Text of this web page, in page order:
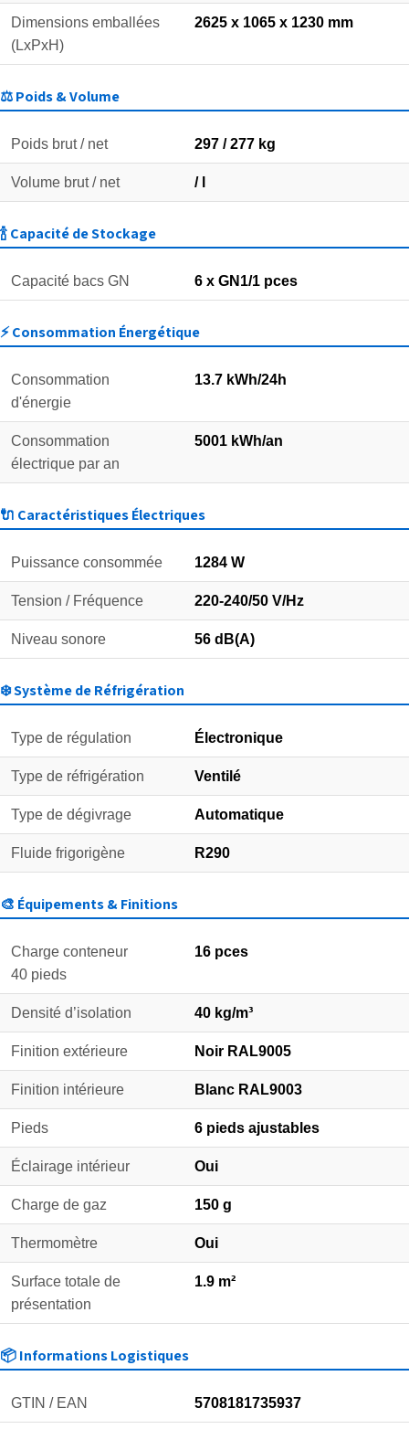
Dimensions emballées
(LxPxH)
2625 x 1065 x 1230 mm
⚖️ Poids & Volume
Poids brut / net 297 / 277 kg
Volume brut / net / l
🍾 Capacité de Stockage
Capacité bacs GN 6 x GN1/1 pces
⚡ Consommation Énergétique
Consommation
d'énergie
13.7 kWh/24h
Consommation
électrique par an
5001 kWh/an
🔌 Caractéristiques Électriques
Puissance consommée 1284 W
Tension / Fréquence 220-240/50 V/Hz
Niveau sonore 56 dB(A)
❄️ Système de Réfrigération
Type de régulation Électronique
Type de réfrigération Ventilé
Type de dégivrage Automatique
Fluide frigorigène R290
🎨 Équipements & Finitions
Charge conteneur
40 pieds
16 pces
Densité d’isolation 40 kg/m³
Finition extérieure Noir RAL9005
Finition intérieure Blanc RAL9003
Pieds 6 pieds ajustables
Éclairage intérieur Oui
Charge de gaz 150 g
Thermomètre Oui
Surface totale de
présentation
1.9 m²
📦 Informations Logistiques
GTIN / EAN 5708181735937